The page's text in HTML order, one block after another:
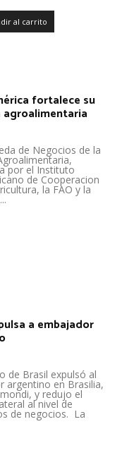
al carrito
fortalece su
de Negocios de la
por el Instituto
de Cooperacion
la FAO y la
a embajador
de Brasil expulsó al
argentino en Brasilia,
y redujo el
al nivel de
de negocios. La